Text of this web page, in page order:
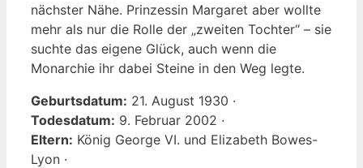
nächster Nähe. Prinzessin Margaret aber wollte
mehr als nur die Rolle der „zweiten Tochter“ – sie
suchte das eigene Glück, auch wenn die
Monarchie ihr dabei Steine in den Weg legte.
Geburtsdatum: 21. August 1930 ·
Todesdatum: 9. Februar 2002 ·
Eltern: König George VI. und Elizabeth Bowes-
Lyon ·